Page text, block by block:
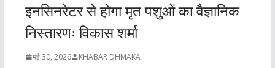
इनसिनरेटर से होगा मृत पशुओं का वैज्ञानिक
निस्तारणः विकास शर्मा
मई 30, 2026 KHABAR DHMAKA